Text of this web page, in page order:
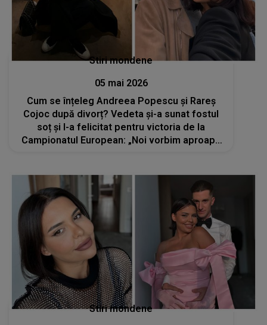
Stiri mondene
05 mai 2026
Cum se înțeleg Andreea Popescu și Rareș
Cojoc după divorț? Vedeta și-a sunat fostul
soț și l-a felicitat pentru victoria de la
Campionatul European: „Noi vorbim aproape
Stiri mondene